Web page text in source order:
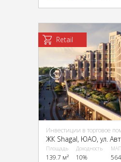
Retail
Инвестиции в торговое
Площадь
139.7 м²
Доходность
10%
МАП